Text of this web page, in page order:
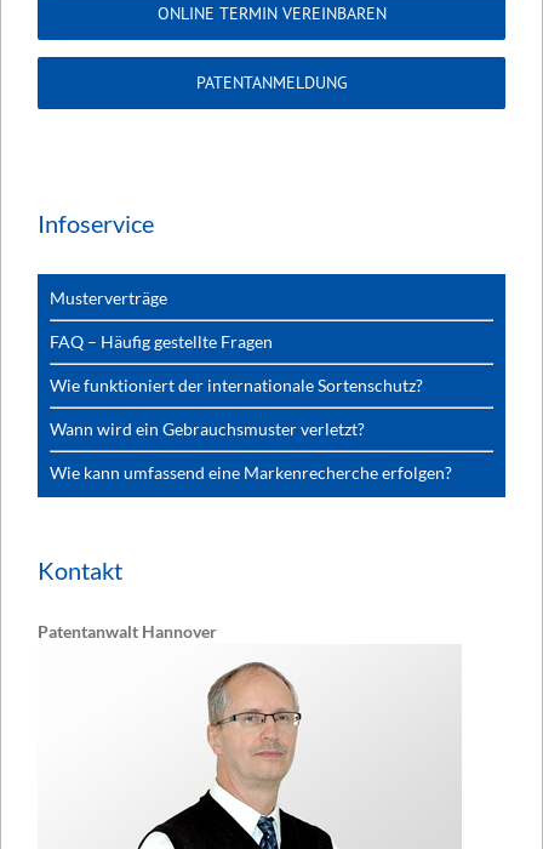
ONLINE TERMIN VEREINBAREN
PATENTANMELDUNG
Infoservice
Musterverträge
FAQ – Häufig gestellte Fragen
Wie funktioniert der internationale Sortenschutz?
Wann wird ein Gebrauchsmuster verletzt?
Wie kann umfassend eine Markenrecherche erfolgen?
Kontakt
Patentanwalt Hannover